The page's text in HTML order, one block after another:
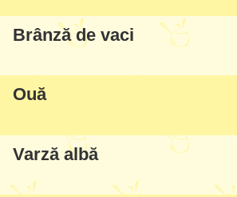
Brânză de vaci
Ouă
Varză albă